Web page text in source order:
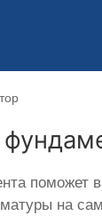
поможет
на